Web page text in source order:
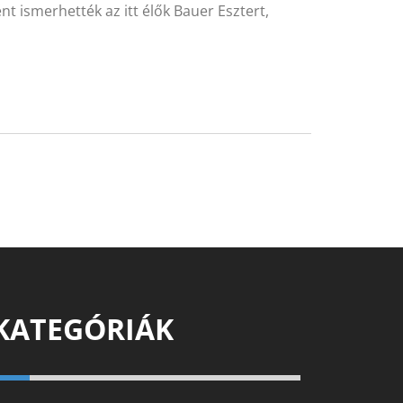
ismerhették az itt élők Bauer Esztert,